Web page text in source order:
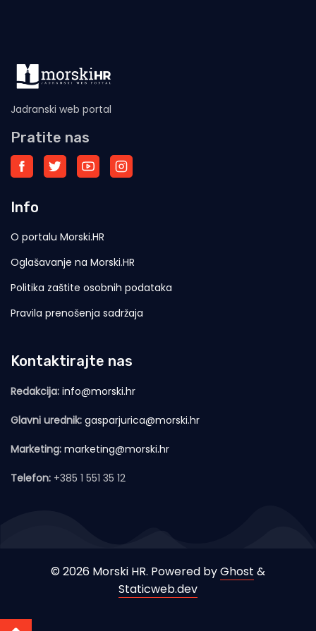
Jadranski web portal
Pratite nas
Info
O portalu Morski.HR
Oglašavanje na Morski.HR
Politika zaštite osobnih podataka
Pravila prenošenja sadržaja
Kontaktirajte nas
Redakcija: info@morski.hr
Glavni urednik: gasparjurica@morski.hr
Marketing: marketing@morski.hr
Telefon: +385 1 551 35 12
© 2026 Morski HR. Powered byGhost &
Staticweb.dev